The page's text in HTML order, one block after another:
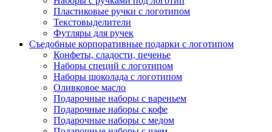
Пластиковые ручки с логотипом
Текстовыделители
Футляры для ручек
Съедобные корпоративные подарки с логотипом
Конфеты, сладости, печенье
Наборы специй с логотипом
Наборы шоколада с логотипом
Оливковое масло
Подарочные наборы с вареньем
Подарочные наборы с кофе
Подарочные наборы с медом